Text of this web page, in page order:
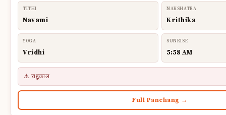
TITHI
Navami
NAKSHATRA
Krithika
YOGA
Vridhi
SUNRISE
5:58 AM
⚠ राहूकाल
Full Panchang →